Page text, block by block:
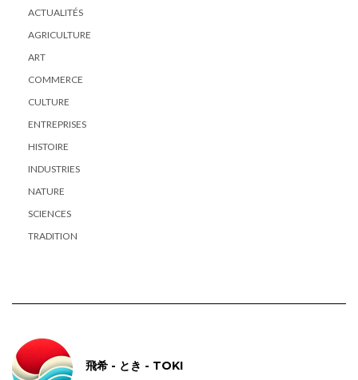
ACTUALITÉS
AGRICULTURE
ART
COMMERCE
CULTURE
ENTREPRISES
HISTOIRE
INDUSTRIES
NATURE
SCIENCES
TRADITION
飛希 - とき - TOKI